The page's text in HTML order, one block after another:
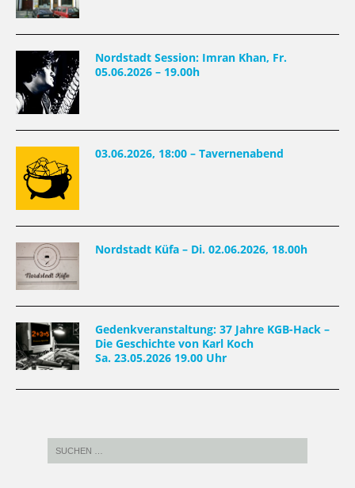
Nordstadt Session: Imran Khan, Fr.
05.06.2026 – 19.00h
03.06.2026, 18:00 – Tavernenabend
Nordstadt Küfa – Di. 02.06.2026, 18.00h
Gedenkveranstaltung: 37 Jahre KGB-Hack –
Die Geschichte von Karl Koch
Sa. 23.05.2026 19.00 Uhr